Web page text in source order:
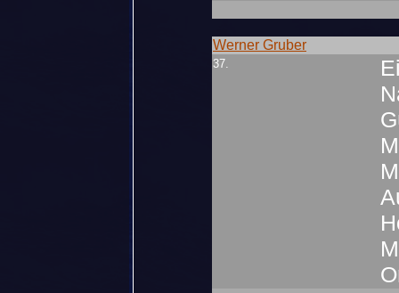
Werner Gruber
37.